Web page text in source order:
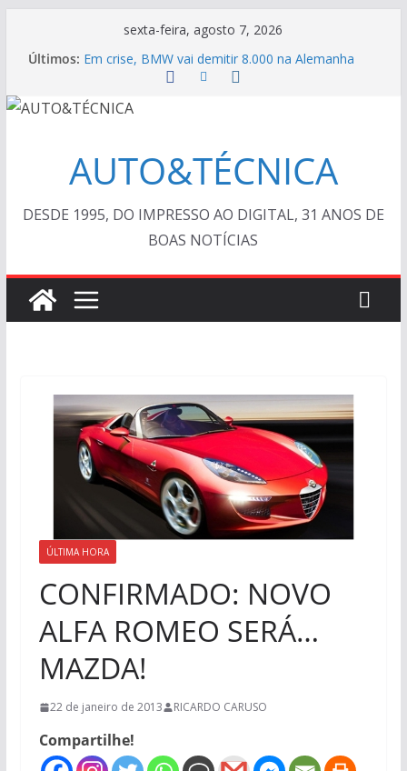
conteúdo
sexta-feira, agosto 7, 2026
Últimos: Em crise, BMW vai demitir 8.000 na Alemanha
VÍDEO ESPECIAL: os antigos no “Poços Classic
Car 2026”
AUTO&TÉCNICA FILES #139 – Chevrolet Calibra
Cristiano Ronaldo mostra sua garagem
Ferrari Luce 2026: esgotada em dois meses
AUTO&TÉCNICA
DESDE 1995, DO IMPRESSO AO DIGITAL, 31 ANOS DE
BOAS NOTÍCIAS
ÚLTIMA HORA
CONFIRMADO: NOVO
ALFA ROMEO SERÁ…
MAZDA!
22 de janeiro de 2013 RICARDO CARUSO
Compartilhe!